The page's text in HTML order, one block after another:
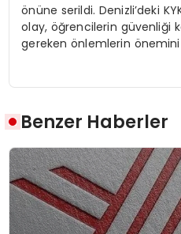
önüne serildi. Denizli’deki
olay, öğrencilerin güvenliği
gereken önlemlerin önemini
Benzer Haberler